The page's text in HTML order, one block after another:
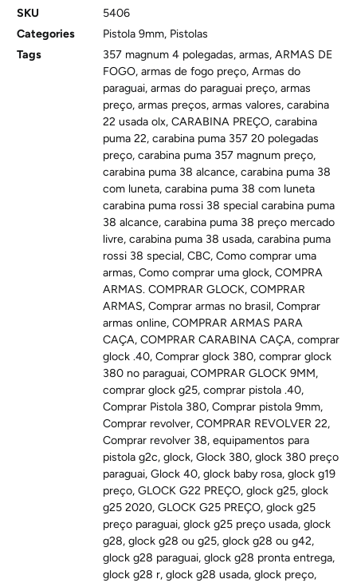
SKU
5406
Categories
Pistola 9mm, Pistolas
Tags
357 magnum 4 polegadas,armas,ARMAS DE
FOGO,armas de fogo preço,Armas do
paraguai,armas do paraguai preço,armas
preço,armas preços,armas valores,carabina
22 usada olx,CARABINA PREÇO,carabina
puma 22,carabina puma 357 20 polegadas
preço,carabina puma 357 magnum preço,
carabina puma 38 alcance,carabina puma 38
com luneta,carabina puma 38 com luneta
carabina puma rossi 38 special carabina puma
38 alcance,carabina puma 38 preço mercado
livre,carabina puma 38 usada,carabina puma
rossi 38 special,CBC,Como comprar uma
armas,Como comprar uma glock,COMPRA
ARMAS. COMPRAR GLOCK,COMPRAR
ARMAS,Comprar armas no brasil,Comprar
armas online,COMPRAR ARMAS PARA
CAÇA,COMPRAR CARABINA CAÇA,comprar
glock .40,Comprar glock 380,comprar glock
380 no paraguai,COMPRAR GLOCK 9MM,
comprar glock g25,comprar pistola .40,
Comprar Pistola 380,Comprar pistola 9mm,
Comprar revolver,COMPRAR REVOLVER 22,
Comprar revolver 38,equipamentos para
pistola g2c,glock,Glock 380,glock 380 preço
paraguai,Glock 40,glock baby rosa,glock g19
preço,GLOCK G22 PREÇO,glock g25,glock
g25 2020,GLOCK G25 PREÇO,glock g25
preço paraguai,glock g25 preço usada,glock
g28,glock g28 ou g25,glock g28 ou g42,
glock g28 paraguai,glock g28 pronta entrega,
glock g28 r,glock g28 usada,glock preço,